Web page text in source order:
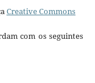
Creative Commons
com os seguintes